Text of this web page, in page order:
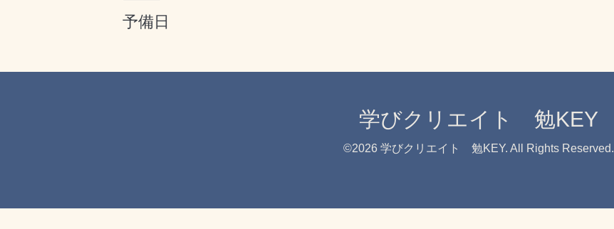
予備日
学びクリエイト 勉KEY
©2026 学びクリエイト 勉KEY. All Rights Reserved.